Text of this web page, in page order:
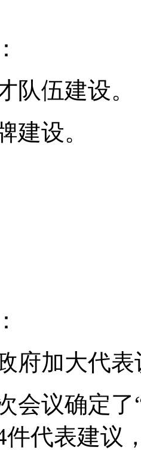
队伍建设。
建设。
府加大代
会议确定
件代表建议